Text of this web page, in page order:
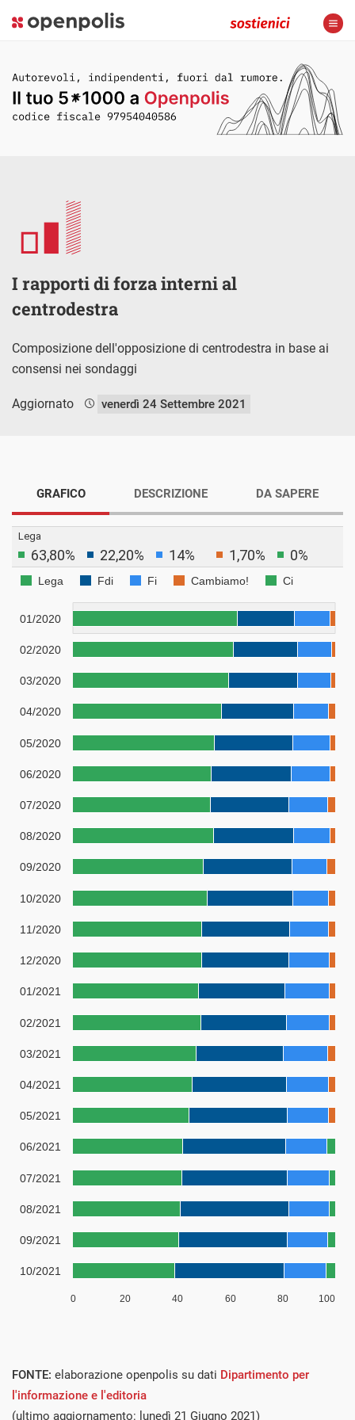
I rapporti di forza interni al
centrodestra
Composizione dell'opposizione di centrodestra in base ai
consensi nei sondaggi
Aggiornato venerdì 24 Settembre 2021
GRAFICO DESCRIZIONE DA SAPERE
FONTE: elaborazione openpolis su dati Dipartimento per
l'informazione e l'editoria
(ultimo aggiornamento: lunedì 21 Giugno 2021)